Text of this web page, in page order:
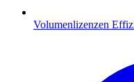
Volumenlizenzen